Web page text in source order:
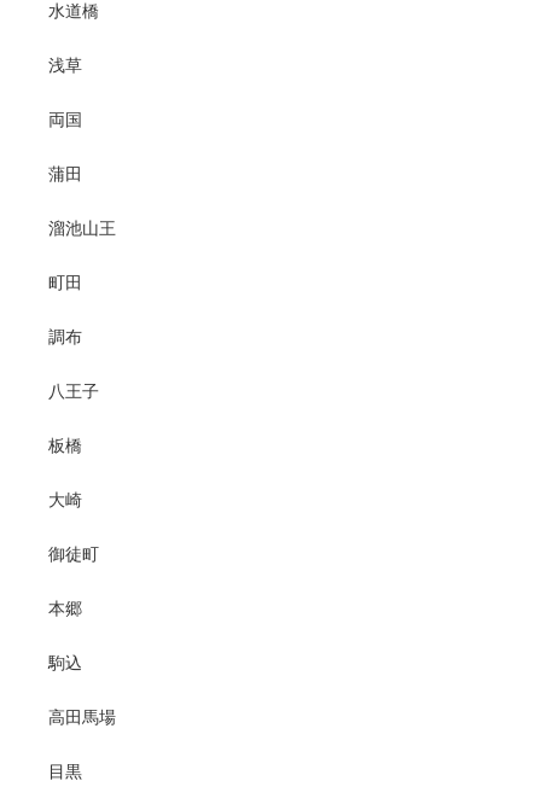
水道橋
浅草
両国
蒲田
溜池山王
町田
調布
八王子
板橋
大崎
御徒町
本郷
駒込
高田馬場
目黒